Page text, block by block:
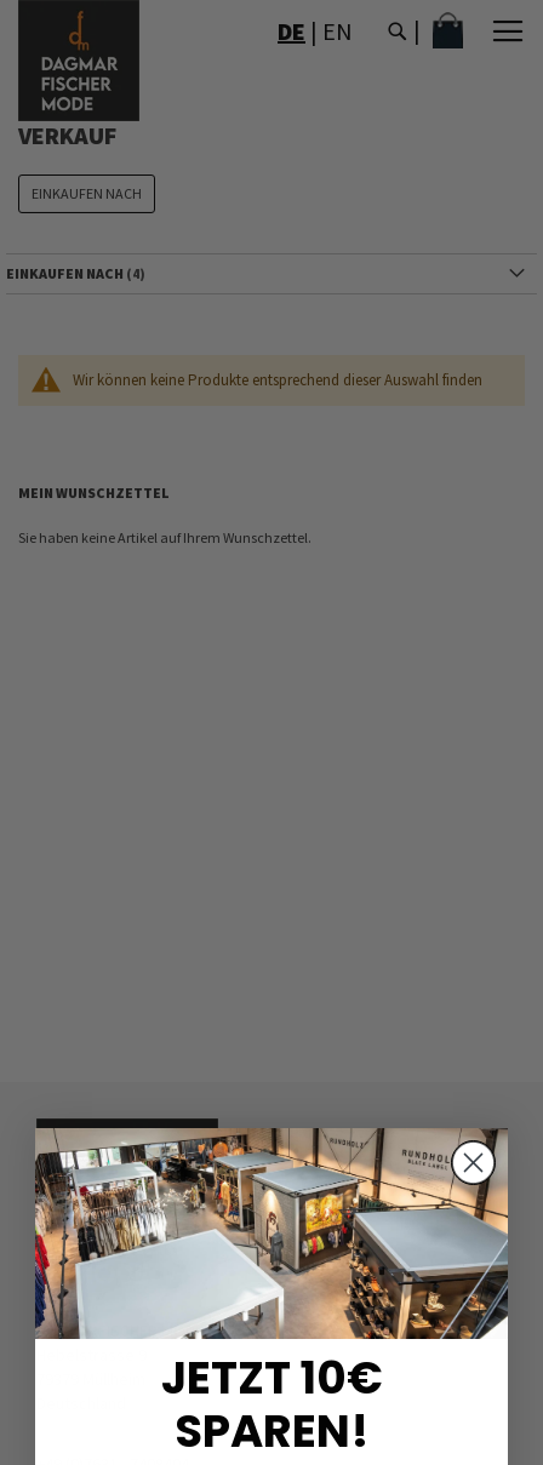
ZUM
DE | EN MEIN
VERKAUF
Wir können keine Produkte entsprechend dieser Auswahl finden
EINKAUFEN NACH
EINKAUFEN NACH
MEIN WUNSCHZETTEL
Sie haben keine Artikel auf Ihrem Wunschzettel.
DAGMARFISCHER MODE GmbH
JETZT 10€
SPAREN!